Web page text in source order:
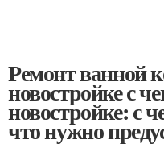
Ремонт ванной
новостройке с
новостройке: с
что нужно